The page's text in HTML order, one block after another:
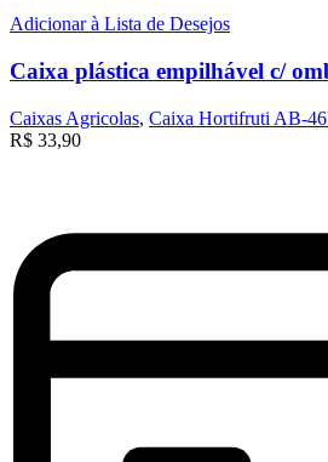
Adicionar à Lista de Desejos
Caixa plástica empilhável c/
Caixas Agricolas, Caixa Hortifruti AB-
R$ 33,90